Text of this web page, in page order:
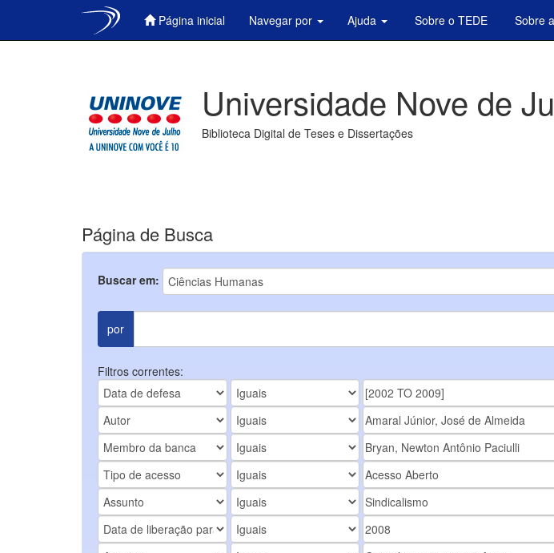
Página inicial Navegar por Ajuda Sobre o TEDE Sobre
Universidade Nove de
Biblioteca Digital de Teses e Dissertações
Página de Busca
Buscar em:
por
Filtros correntes: